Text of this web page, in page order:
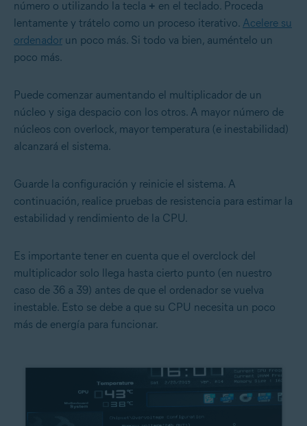
número o utilizando la tecla + en el teclado. Proceda
lentamente y trátelo como un proceso iterativo. Acelere su
ordenador un poco más. Si todo va bien, auméntelo un
poco más.
Puede comenzar aumentando el multiplicador de un
núcleo y siga despacio con los otros. A mayor número de
núcleos con overlock, mayor temperatura (e inestabilidad)
alcanzará el sistema.
Guarde la configuración y reinicie el sistema. A
continuación, realice pruebas de resistencia para estimar la
estabilidad y rendimiento de la CPU.
Es importante tener en cuenta que el overclock del
multiplicador solo llega hasta cierto punto (en nuestro
caso de 36 a 39) antes de que el ordenador se vuelva
inestable. Esto se debe a que su CPU necesita un poco
más de energía para funcionar.